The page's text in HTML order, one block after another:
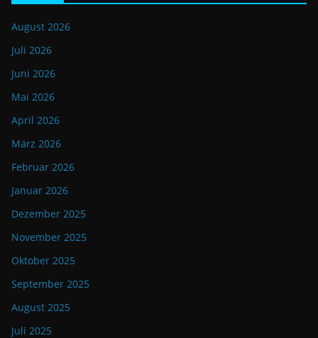
August 2026
Juli 2026
Juni 2026
Mai 2026
April 2026
März 2026
Februar 2026
Januar 2026
Dezember 2025
November 2025
Oktober 2025
September 2025
August 2025
Juli 2025